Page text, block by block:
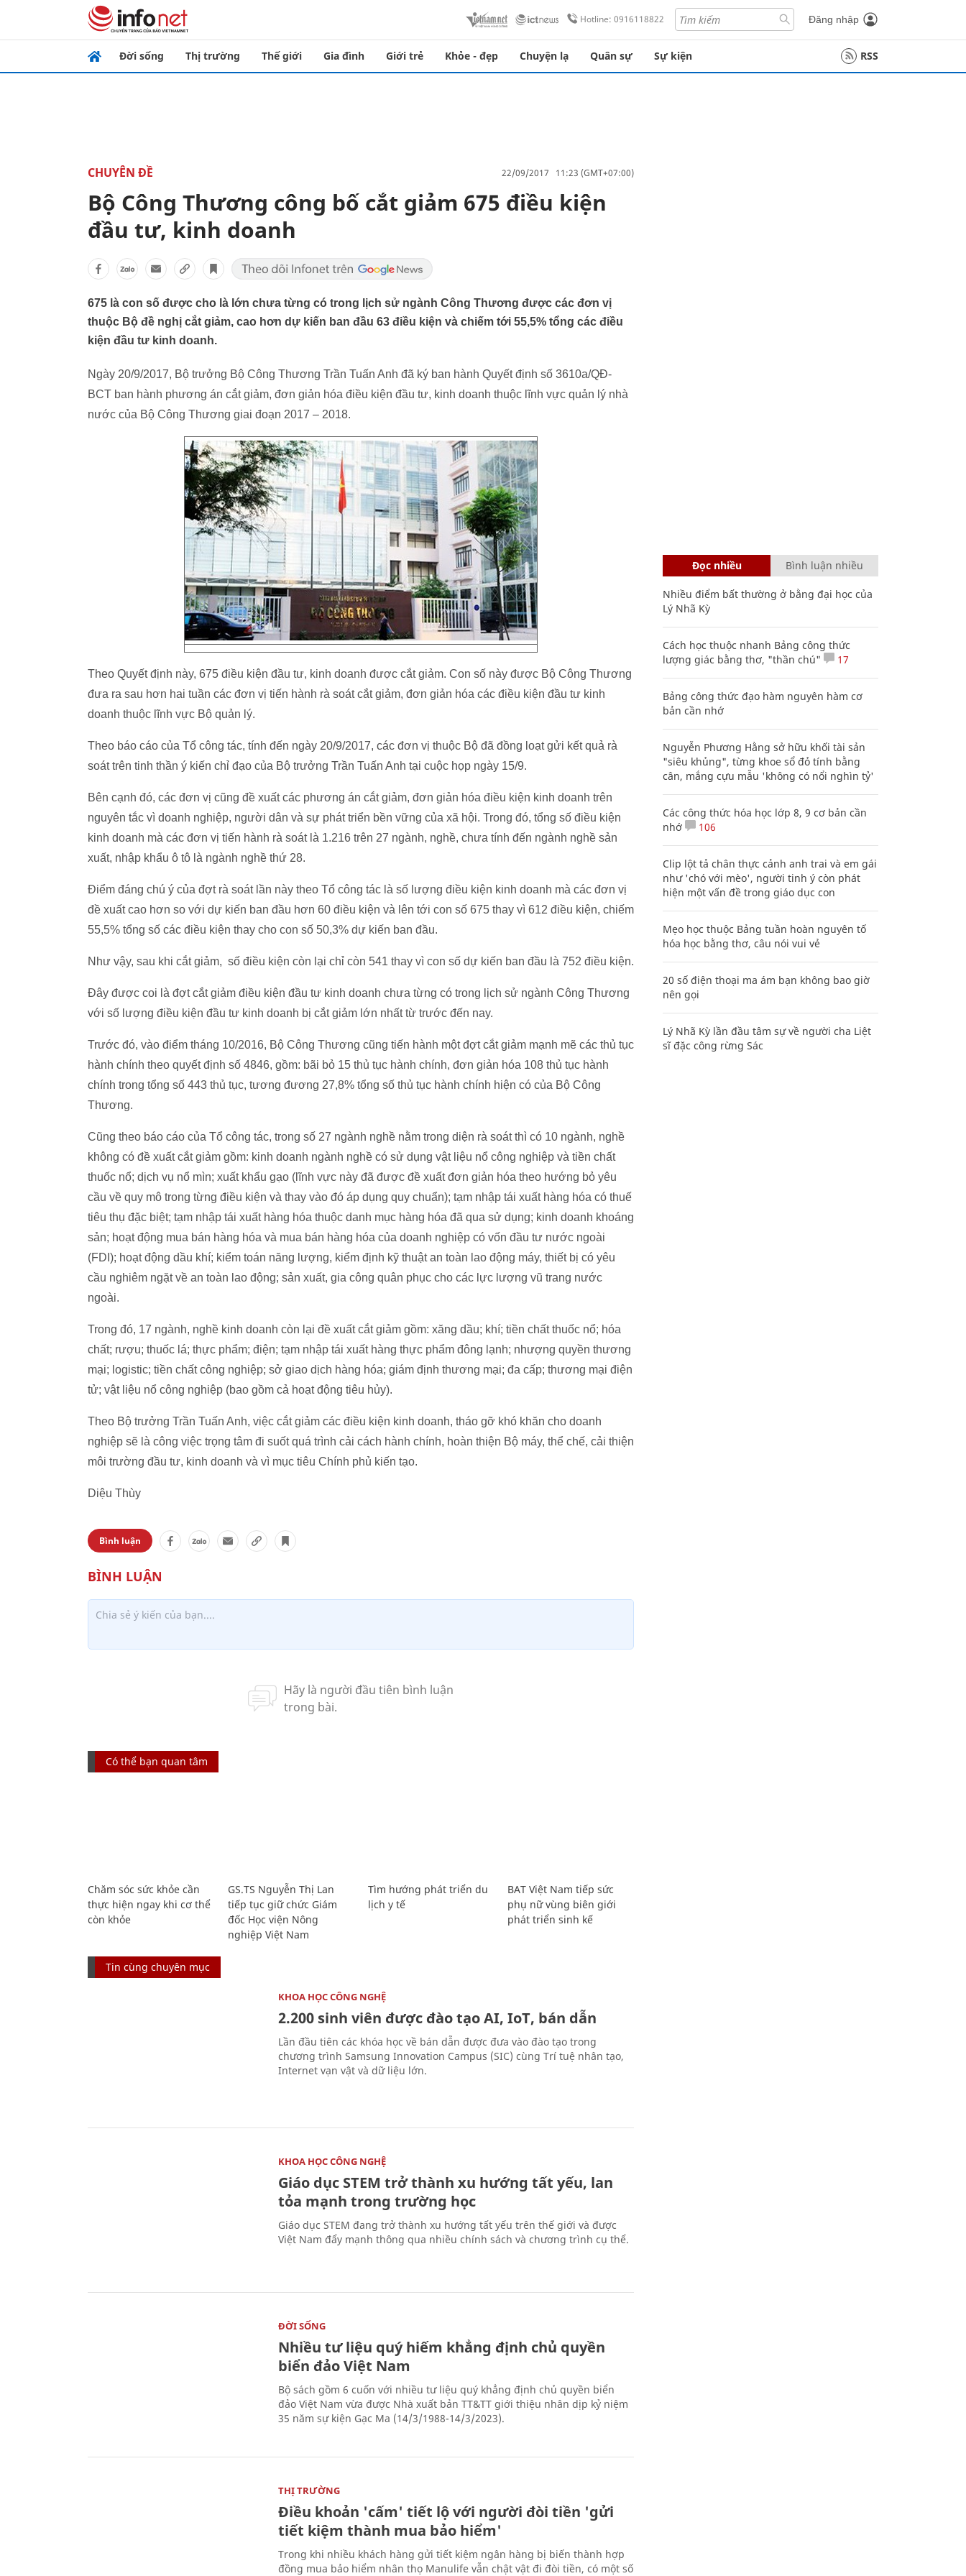
Hotline: 0916118822 Đăng nhập
Đời sống Thị trường Thế giới Gia đình Giới trẻ Khỏe - đẹp Chuyện lạ Quân sự Sự kiện RSS
CHUYÊN ĐỀ 22/09/2017 11:23 (GMT+07:00)
Bộ Công Thương công bố cắt giảm 675 điều kiện
đầu tư, kinh doanh
675 là con số được cho là lớn chưa từng có trong lịch sử ngành Công Thương được các đơn vị
thuộc Bộ đề nghị cắt giảm, cao hơn dự kiến ban đầu 63 điều kiện và chiếm tới 55,5% tổng các điều
kiện đầu tư kinh doanh.
Ngày 20/9/2017, Bộ trưởng Bộ Công Thương Trần Tuấn Anh đã ký ban hành Quyết định số 3610a/QĐ-
BCT ban hành phương án cắt giảm, đơn giản hóa điều kiện đầu tư, kinh doanh thuộc lĩnh vực quản lý nhà
nước của Bộ Công Thương giai đoạn 2017 – 2018.
Theo Quyết định này, 675 điều kiện đầu tư, kinh doanh được cắt giảm. Con số này được Bộ Công Thương
đưa ra sau hơn hai tuần các đơn vị tiến hành rà soát cắt giảm, đơn giản hóa các điều kiện đầu tư kinh
doanh thuộc lĩnh vực Bộ quản lý.
Theo báo cáo của Tổ công tác, tính đến ngày 20/9/2017, các đơn vị thuộc Bộ đã đồng loạt gửi kết quả rà
soát trên tinh thần ý kiến chỉ đạo của Bộ trưởng Trần Tuấn Anh tại cuộc họp ngày 15/9.
Bên cạnh đó, các đơn vị cũng đề xuất các phương án cắt giảm, đơn giản hóa điều kiện kinh doanh trên
nguyên tắc vì doanh nghiệp, người dân và sự phát triển bền vững của xã hội. Trong đó, tổng số điều kiện
kinh doanh mà các đơn vị tiến hành rà soát là 1.216 trên 27 ngành, nghề, chưa tính đến ngành nghề sản
xuất, nhập khẩu ô tô là ngành nghề thứ 28.
Điểm đáng chú ý của đợt rà soát lần này theo Tổ công tác là số lượng điều kiện kinh doanh mà các đơn vị
đề xuất cao hơn so với dự kiến ban đầu hơn 60 điều kiện và lên tới con số 675 thay vì 612 điều kiện, chiếm
55,5% tổng số các điều kiện thay cho con số 50,3% dự kiến ban đầu.
Như vậy, sau khi cắt giảm, số điều kiện còn lại chỉ còn 541 thay vì con số dự kiến ban đầu là 752 điều kiện.
Đây được coi là đợt cắt giảm điều kiện đầu tư kinh doanh chưa từng có trong lịch sử ngành Công Thương
với số lượng điều kiện đầu tư kinh doanh bị cắt giảm lớn nhất từ trước đến nay.
Trước đó, vào điểm tháng 10/2016, Bộ Công Thương cũng tiến hành một đợt cắt giảm mạnh mẽ các thủ tục
hành chính theo quyết định số 4846, gồm: bãi bỏ 15 thủ tục hành chính, đơn giản hóa 108 thủ tục hành
chính trong tổng số 443 thủ tục, tương đương 27,8% tổng số thủ tục hành chính hiện có của Bộ Công
Thương.
Cũng theo báo cáo của Tổ công tác, trong số 27 ngành nghề nằm trong diện rà soát thì có 10 ngành, nghề
không có đề xuất cắt giảm gồm: kinh doanh ngành nghề có sử dụng vật liệu nổ công nghiệp và tiền chất
thuốc nổ; dịch vụ nổ mìn; xuất khẩu gạo (lĩnh vực này đã được đề xuất đơn giản hóa theo hướng bỏ yêu
cầu về quy mô trong từng điều kiện và thay vào đó áp dụng quy chuẩn); tạm nhập tái xuất hàng hóa có thuế
tiêu thụ đặc biệt; tạm nhập tái xuất hàng hóa thuộc danh mục hàng hóa đã qua sử dụng; kinh doanh khoáng
sản; hoạt động mua bán hàng hóa và mua bán hàng hóa của doanh nghiệp có vốn đầu tư nước ngoài
(FDI); hoạt động dầu khí; kiểm toán năng lượng, kiểm định kỹ thuật an toàn lao động máy, thiết bị có yêu
cầu nghiêm ngặt về an toàn lao động; sản xuất, gia công quân phục cho các lực lượng vũ trang nước
ngoài.
Trong đó, 17 ngành, nghề kinh doanh còn lại đề xuất cắt giảm gồm: xăng dầu; khí; tiền chất thuốc nổ; hóa
chất; rượu; thuốc lá; thực phẩm; điện; tạm nhập tái xuất hàng thực phẩm đông lạnh; nhượng quyền thương
mại; logistic; tiền chất công nghiệp; sở giao dịch hàng hóa; giám định thương mại; đa cấp; thương mại điện
tử; vật liệu nổ công nghiệp (bao gồm cả hoạt động tiêu hủy).
Theo Bộ trưởng Trần Tuấn Anh, việc cắt giảm các điều kiện kinh doanh, tháo gỡ khó khăn cho doanh
nghiệp sẽ là công việc trọng tâm đi suốt quá trình cải cách hành chính, hoàn thiện Bộ máy, thể chế, cải thiện
môi trường đầu tư, kinh doanh và vì mục tiêu Chính phủ kiến tạo.
Diệu Thùy
Bình luận
Có thể bạn quan tâm
Chăm sóc sức khỏe cần
thực hiện ngay khi cơ thể
còn khỏe
GS.TS Nguyễn Thị Lan
tiếp tục giữ chức Giám
đốc Học viện Nông
nghiệp Việt Nam
Tìm hướng phát triển du
lịch y tế
BAT Việt Nam tiếp sức
phụ nữ vùng biên giới
phát triển sinh kế
Tin cùng chuyên mục
KHOA HỌC CÔNG NGHỆ
2.200 sinh viên được đào tạo AI, IoT, bán dẫn
Lần đầu tiên các khóa học về bán dẫn được đưa vào đào tạo trong
chương trình Samsung Innovation Campus (SIC) cùng Trí tuệ nhân tạo,
Internet vạn vật và dữ liệu lớn.
KHOA HỌC CÔNG NGHỆ
Giáo dục STEM trở thành xu hướng tất yếu, lan
tỏa mạnh trong trường học
Giáo dục STEM đang trở thành xu hướng tất yếu trên thế giới và được
Việt Nam đẩy mạnh thông qua nhiều chính sách và chương trình cụ thể.
ĐỜI SỐNG
Nhiều tư liệu quý hiếm khẳng định chủ quyền
biển đảo Việt Nam
Bộ sách gồm 6 cuốn với nhiều tư liệu quý khẳng định chủ quyền biển
đảo Việt Nam vừa được Nhà xuất bản TT&TT giới thiệu nhân dịp kỷ niệm
35 năm sự kiện Gạc Ma (14/3/1988-14/3/2023).
THỊ TRƯỜNG
Điều khoản 'cấm' tiết lộ với người đòi tiền 'gửi
tiết kiệm thành mua bảo hiểm'
Trong khi nhiều khách hàng gửi tiết kiệm ngân hàng bị biến thành hợp
đồng mua bảo hiểm nhân thọ Manulife vẫn chật vật đi đòi tiền, có một số
Đọc nhiều Bình luận nhiều
Nhiều điểm bất thường ở bằng đại học của
Lý Nhã Kỳ
Cách học thuộc nhanh Bảng công thức
lượng giác bằng thơ, "thần chú"
17
Bảng công thức đạo hàm nguyên hàm cơ
bản cần nhớ
Nguyễn Phương Hằng sở hữu khối tài sản
"siêu khủng", từng khoe sổ đỏ tính bằng
cân, mắng cựu mẫu 'không có nổi nghìn tỷ'
Các công thức hóa học lớp 8, 9 cơ bản cần
nhớ
106
Clip lột tả chân thực cảnh anh trai và em gái
như 'chó với mèo', người tinh ý còn phát
hiện một vấn đề trong giáo dục con
Mẹo học thuộc Bảng tuần hoàn nguyên tố
hóa học bằng thơ, câu nói vui vẻ
20 số điện thoại ma ám bạn không bao giờ
nên gọi
Lý Nhã Kỳ lần đầu tâm sự về người cha Liệt
sĩ đặc công rừng Sác